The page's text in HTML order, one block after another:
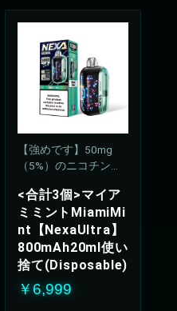
【強めです】50mg
（5%）のニコチン濃
<合計3個>マイア
ミミントMiamiMi
nt【NexaUltra】
800mAh20ml使い
捨て(Disposable)
￥6,999